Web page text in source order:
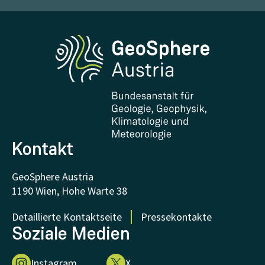
Medien
Kontakt und Besuch
Forschung und Kooperationen
Downloads
Zertifikate und Auszeichnungen
FAQ - Häufig gestellte Fragen
Forschung unterstützen
Erdbeben melden
Phenowatch.at
Kontakt
GeoSphere Austria
1190 Wien, Hohe Warte 38
Detaillierte Kontaktseite
Pressekontakte
Soziale Medien